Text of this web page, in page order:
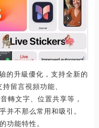
的升級優化，支持全新的
留言視頻功能、
轉文字、位置共享等，
并不那么常用和吸引。
功能特性。